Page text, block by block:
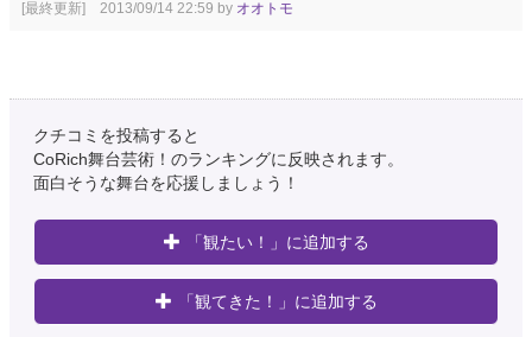
[最終更新] 2013/09/14 22:59 by オオトモ
クチコミを投稿すると
CoRich舞台芸術！のランキングに反映されます。
面白そうな舞台を応援しましょう！
「観たい！」に追加する
「観てきた！」に追加する